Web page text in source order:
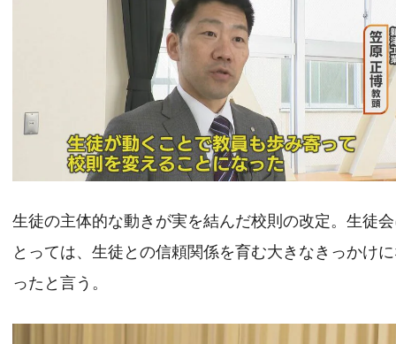
生徒の主体的な動きが実を結んだ校則の改定。生徒
とっては、生徒との信頼関係を育む大きなきっかけ
ったと言う。